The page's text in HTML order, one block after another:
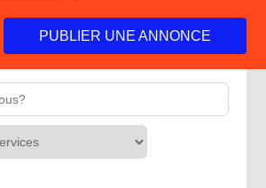
PUBLIER UNE ANNONCE